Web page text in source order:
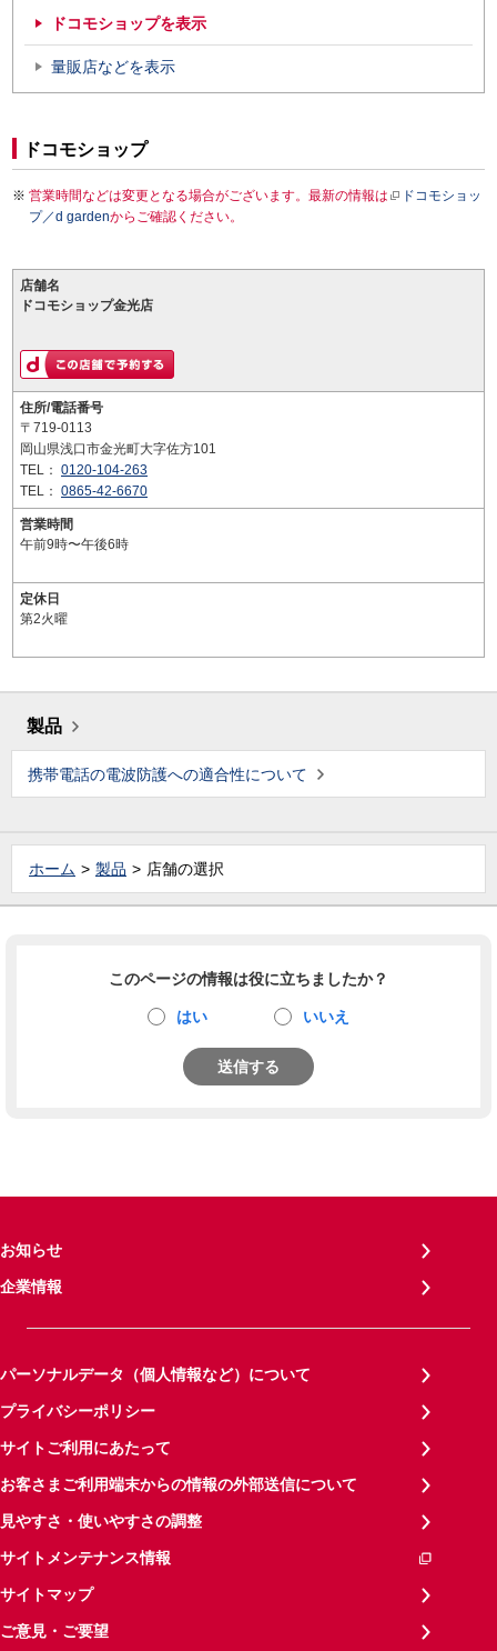
ドコモショップを表示
量販店などを表示
ドコモショップ
営業時間などは変更となる場合がございます。最新の情報は
ドコモショッ
プ／d gardenからご確認ください。
店舗名
ドコモショップ金光店
住所/電話番号
〒719-0113
岡山県浅口市金光町大字佐方101
TEL： 0120-104-263
TEL： 0865-42-6670
営業時間
午前9時〜午後6時
定休日
第2火曜
製品
携帯電話の電波防護への適合性について
ホーム 製品 店舗の選択
このページの情報は役に立ちましたか？
はい いいえ
送信する
お知らせ
企業情報
パーソナルデータ（個人情報など）について
プライバシーポリシー
サイトご利用にあたって
お客さまご利用端末からの情報の外部送信について
見やすさ・使いやすさの調整
サイトメンテナンス情報
サイトマップ
ご意見・ご要望